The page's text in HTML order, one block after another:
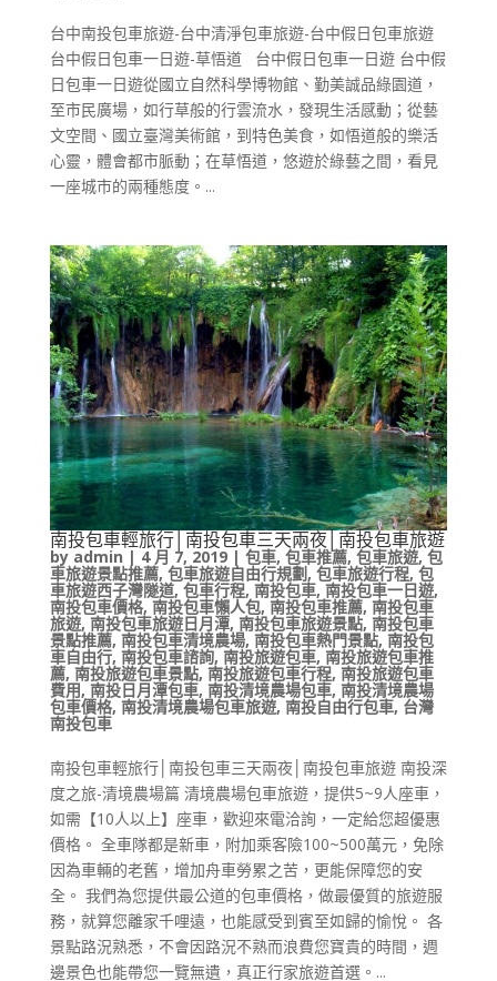
台中南投包車旅遊-台中清淨包車旅遊-台中假日包車旅遊
台中假日包車一日遊-草悟道 台中假日包車一日遊 台中假
日包車一日遊從國立自然科學博物館、勤美誠品綠園道，
至市民廣場，如行草般的行雲流水，發現生活感動；從藝
文空間、國立臺灣美術館，到特色美食，如悟道般的樂活
心靈，體會都市脈動；在草悟道，悠遊於綠藝之間，看見
一座城市的兩種態度。...
南投包車輕旅行│南投包車三天兩夜│南投包車旅遊
by admin | 4 月 7, 2019| 包車, 包車推薦, 包車旅遊, 包
車旅遊景點推薦, 包車旅遊自由行規劃 , 包車旅遊行程, 包
車旅遊西子灣隧道, 包車行程, 南投包車, 南投包車一日遊,
南投包車價格, 南投包車懶人包, 南投包車推薦, 南投包車
旅遊, 南投包車旅遊日月潭, 南投包車旅遊景點, 南投包車
景點推薦, 南投包車清境農場, 南投包車熱門景點, 南投包
車自由行, 南投包車諮詢, 南投旅遊包車, 南投旅遊包車推
薦, 南投旅遊包車景點, 南投旅遊包車行程, 南投旅遊包車
費用, 南投日月潭包車, 南投清境農場包車, 南投清境農場
包車價格, 南投清境農場包車旅遊, 南投自由行包車, 台灣
南投包車
南投包車輕旅行│南投包車三天兩夜│南投包車旅遊 南投深
度之旅-清境農場篇 清境農場包車旅遊，提供5~9人座車，
如需【10人以上】座車，歡迎來電洽詢，一定給您超優惠
價格。 全車隊都是新車，附加乘客險100~500萬元，免除
因為車輛的老舊，增加舟車勞累之苦，更能保障您的安
全。 我們為您提供最公道的包車價格，做最優質的旅遊服
務，就算您離家千哩遠，也能感受到賓至如歸的愉悅。 各
景點路況熟悉，不會因路況不熟而浪費您寶貴的時間，週
邊景色也能帶您一覽無遺，真正行家旅遊首選。...